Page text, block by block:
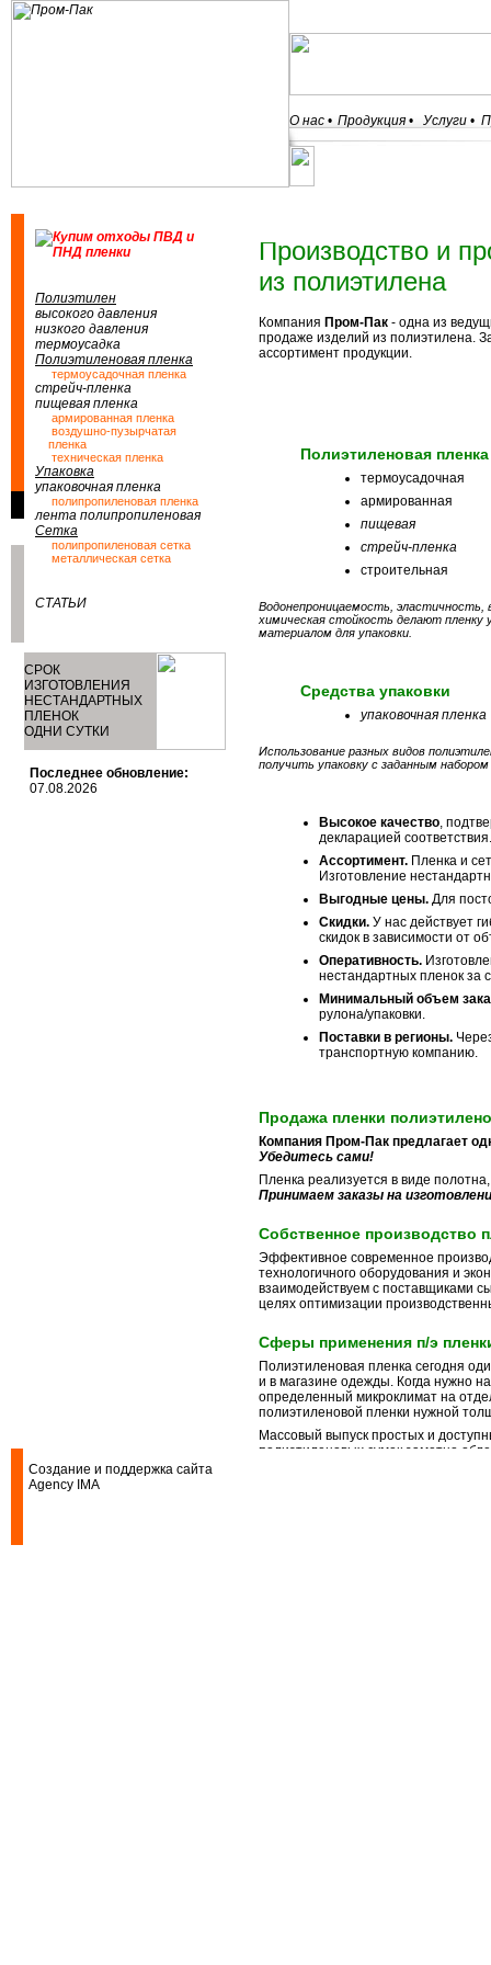
О нас • Продукция • Услуги •
Полиэтилен
высокого давления
низкого давления
термоусадка
Полиэтиленовая пленка
термоусадочная пленка
стрейч-пленка
пищевая пленка
армированная пленка
воздушно-пузырчатая
пленка
техническая пленка
Упаковка
упаковочная пленка
полипропиленовая пленка
лента полипропиленовая
Сетка
полипропиленовая сетка
металлическая сетка
СТАТЬИ
СРОК
ИЗГОТОВЛЕНИЯ
НЕСТАНДАРТНЫХ
ПЛЕНОК
ОДНИ СУТКИ
Последнее обновление:
07.08.2026
Производство и
из полиэтилена
Компания Пром-Пак - одна из
продаже изделий из полиэтилена.
ассортимент продукции.
Полиэтиленовая пленка
термоусадочная
армированная
пищевая
стрейч-пленка
строительная
Водонепроницаемость, эластичность,
химическая стойкость делают пленку
материалом для упаковки.
Средства упаковки
упаковочная пленка
Использование разных видов
получить упаковку с заданным
Высокое качество,
декларацией соответствия.
Ассортимент. Пленка и
Изготовление
Выгодные цены. Для
Скидки. У нас действует
скидок в зависимости от
Оперативность.
нестандартных пленок за
Минимальный объем
рулона/упаковки.
Поставки в регионы.
транспортную компанию.
Продажа пленки
Компания Пром-Пак предлагает
Убедитесь сами!
Пленка реализуется в виде
Принимаем заказы на
Собственное производство
Эффективное современное
технологичного оборудования и
взаимодействуем с поставщиками
целях оптимизации
Сферы применения п/э
Полиэтиленовая пленка сегодня
и в магазине одежды. Когда нужно
определенный микроклимат на
полиэтиленовой пленки нужной
Массовый выпуск простых и
полиэтиленовых сумок заметно
Создание и поддержка сайта
Agency IMA